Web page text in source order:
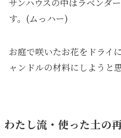
サンハウスの中はラベンダ
す。(ムっハー)
お庭で咲いたお花をドライ
ャンドルの材料にしようと
わたし流・使った土の